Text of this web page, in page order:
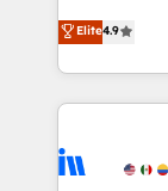
and service to
HubSpot
teams has
explore
operational
growing tech-
hands you
eminent
Elite Partners
Elite4.9